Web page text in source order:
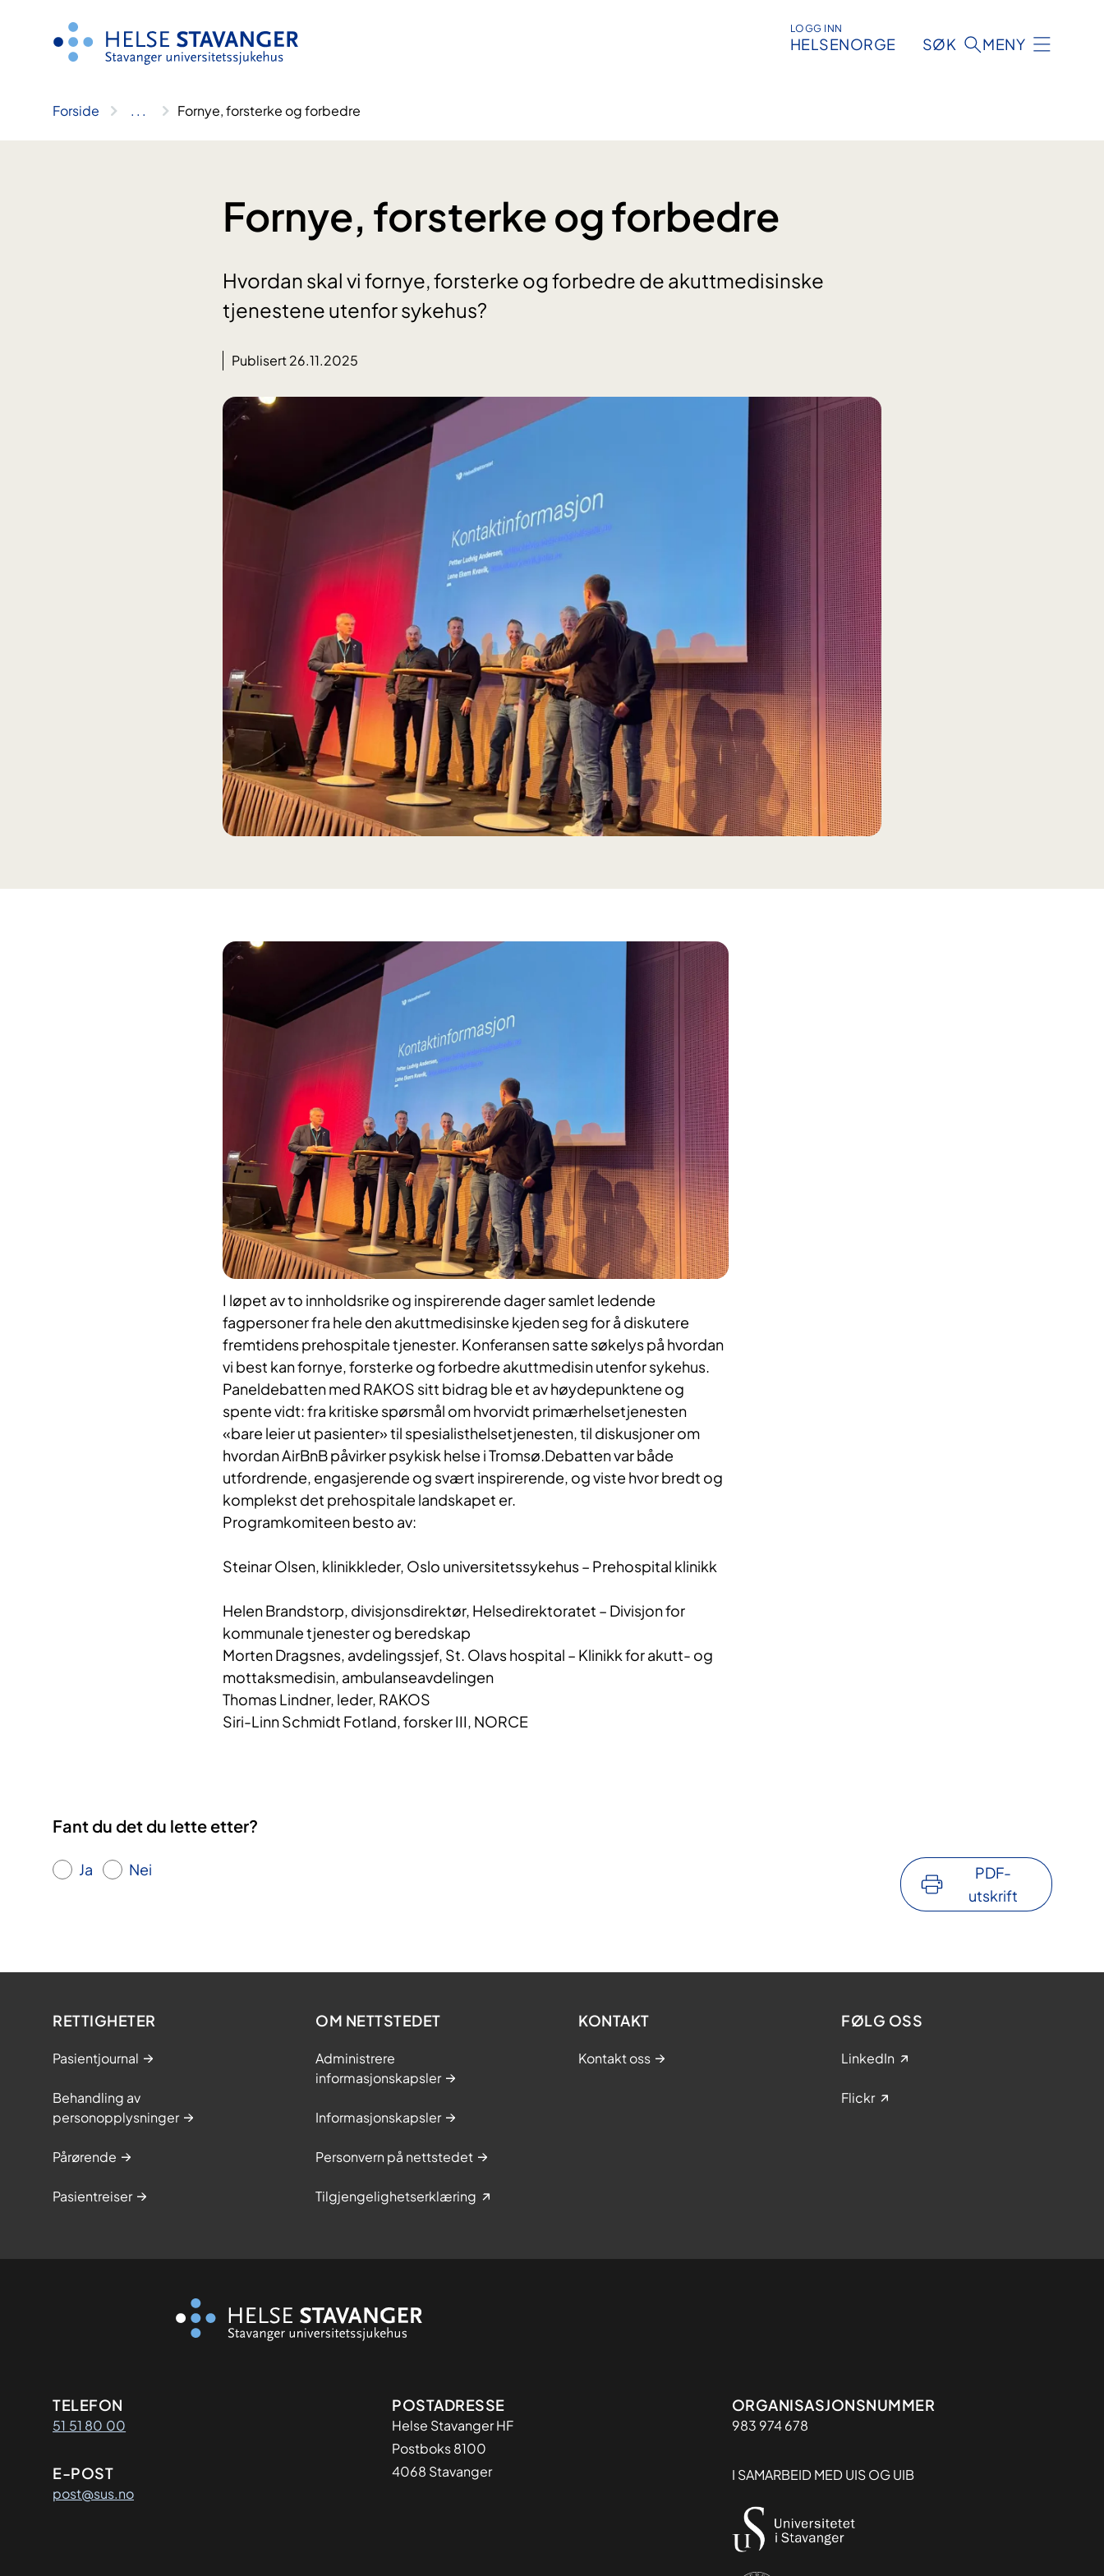
LOGG INN
HELSENORGE SØK MENY
Forside .. . Fornye, forsterke og forbedre
Fornye, forsterke og forbedre
Hvordan skal vi fornye, forsterke og forbedre de akuttmedisinske
tjenestene utenfor sykehus?
Publisert 26.11.2025
I løpet av to innholdsrike og inspirerende dager samlet ledende
fagpersoner fra hele den akuttmedisinske kjeden seg for å diskutere
fremtidens prehospitale tjenester. Konferansen satte søkelys på hvordan
vi best kan fornye, forsterke og forbedre akuttmedisin utenfor sykehus.
Paneldebatten med RAKOS sitt bidrag ble et av høydepunktene og
spente vidt: fra kritiske spørsmål om hvorvidt primærhelsetjenesten
«bare leier ut pasienter» til spesialisthelsetjenesten, til diskusjoner om
hvordan AirBnB påvirker psykisk helse i Tromsø.Debatten var både
utfordrende, engasjerende og svært inspirerende, og viste hvor bredt og
komplekst det prehospitale landskapet er.
Programkomiteen besto av:
Steinar Olsen, klinikkleder, Oslo universitetssykehus – Prehospital klinikk
Helen Brandstorp, divisjonsdirektør, Helsedirektoratet – Divisjon for
kommunale tjenester og beredskap
Morten Dragsnes, avdelingssjef, St. Olavs hospital – Klinikk for akutt- og
mottaksmedisin, ambulanseavdelingen
Thomas Lindner, leder, RAKOS
Siri-Linn Schmidt Fotland, forsker III, NORCE
Fant du det du lette etter?
Ja Nei
PDF-
utskrift
RETTIGHETER
Pasientjournal
Behandling av
personopplysninger
Pårørende
Pasientreiser
OM NETTSTEDET
Administrere
informasjonskapsler
Informasjonskapsler
Personvern på nettstedet
Tilgjengelighetserklæring
KONTAKT
Kontakt oss
FØLG OSS
LinkedIn
Flickr
Kontaktinformasjon
TELEFON
51 51 80 00
E-POST
post@sus.no
Adresse
POSTADRESSE
Helse Stavanger HF
Postboks 8100
4068 Stavanger
Organisasjon
ORGANISASJONSNUMMER
983 974 678
I SAMARBEID MED UIS OG UIB